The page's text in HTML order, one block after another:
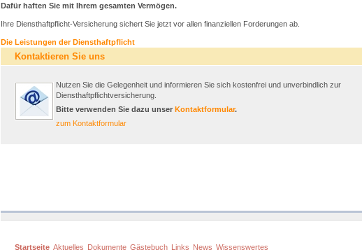
Dafür haften Sie mit Ihrem gesamten Vermögen.
Ihre Diensthaftpflicht-Versicherung sichert Sie jetzt vor allen finanziellen Forderungen ab.
Die Leistungen der Diensthaftpflicht
Kontaktieren Sie uns
Nutzen Sie die Gelegenheit und informieren Sie sich kostenfrei und unverbindlich zur
Diensthaftpflichtversicherung.
Bitte verwenden Sie dazu unser Kontaktformular.
zum Kontaktformular
Startseite Aktuelles Dokumente Gästebuch Links News Wissenswertes